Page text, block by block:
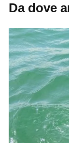
Da dove